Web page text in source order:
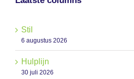
Stil
6 augustus 2026
Hulplijn
30 juli 2026